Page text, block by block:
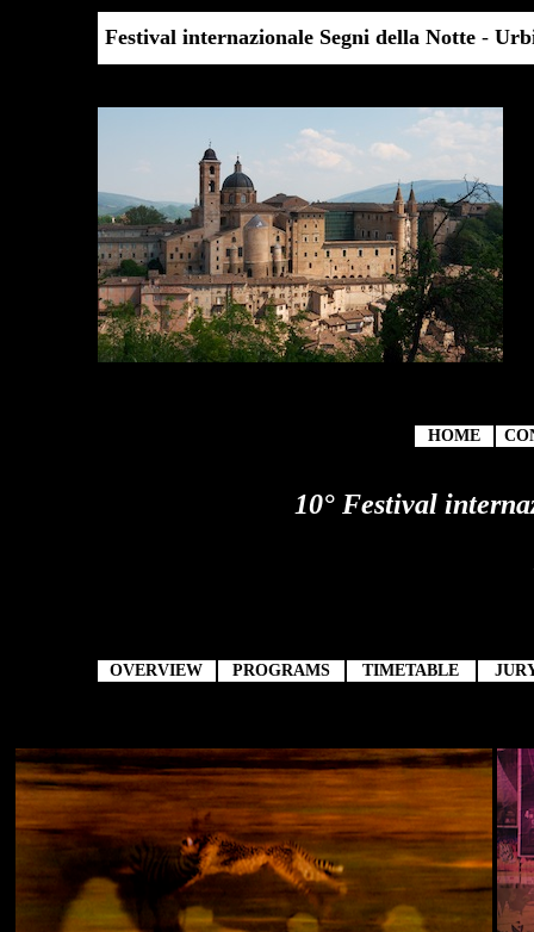
Festival internazionale Segni della Notte -
HOME
10° Festival
OVERVIEW PROGRAMS TIMETABLE